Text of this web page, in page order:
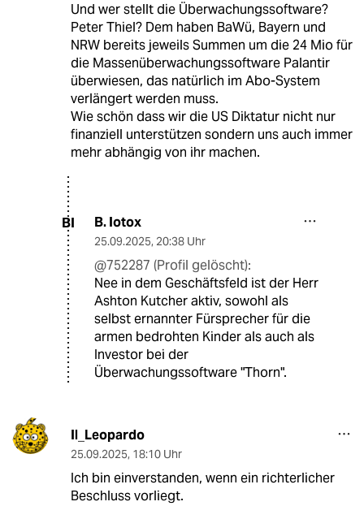
Und wer stellt die Überwachungssoftware?
Peter Thiel? Dem haben BaWü, Bayern und
NRW bereits jeweils Summen um die 24 Mio für
die Massenüberwachungssoftware Palantir
überwiesen, das natürlich im Abo-System
verlängert werden muss.
Wie schön dass wir die US Diktatur nicht nur
finanziell unterstützen sondern uns auch immer
mehr abhängig von ihr machen.
BI B. Iotox
25.09.2025, 20:38 Uhr
@752287 (Profil gelöscht):
Nee in dem Geschäftsfeld ist der Herr
Ashton Kutcher aktiv, sowohl als
selbst ernannter Fürsprecher für die
armen bedrohten Kinder als auch als
Investor bei der
Überwachungssoftware "Thorn".
Il_Leopardo
25.09.2025, 18:10 Uhr
Ich bin einverstanden, wenn ein richterlicher
Beschluss vorliegt.